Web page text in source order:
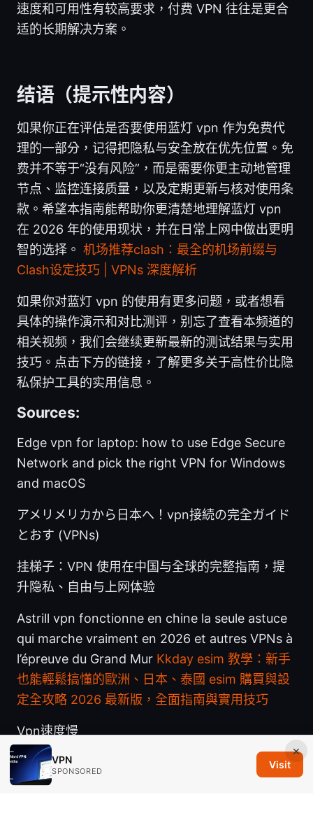
速度和可用性有较高要求，付费 VPN 往往是更合
适的长期解决方案。
结语（提示性内容）
如果你正在评估是否要使用蓝灯 vpn 作为免费代
理的一部分，记得把隐私与安全放在优先位置。免
费并不等于“没有风险”，而是需要你更主动地管理
节点、监控连接质量，以及定期更新与核对使用条
款。希望本指南能帮助你更清楚地理解蓝灯 vpn
在 2026 年的使用现状，并在日常上网中做出更明
智的选择。 机场推荐clash：最全的机场前缀与
Clash设定技巧 | VPNs 深度解析
如果你对蓝灯 vpn 的使用有更多问题，或者想看
具体的操作演示和对比测评，别忘了查看本频道的
相关视频，我们会继续更新最新的测试结果与实用
技巧。点击下方的链接，了解更多关于高性价比隐
私保护工具的实用信息。
Sources:
Edge vpn for laptop: how to use Edge Secure
Network and pick the right VPN for Windows
and macOS
アメリメリカから日本へ！vpn接続の完全ガイド
とおす (VPNs)
挂梯子：VPN 使用在中国与全球的完整指南，提
升隐私、自由与上网体验
Astrill vpn fonctionne en chine la seule astuce
qui marche vraiment en 2026 et autres VPNs à
l’épreuve du Grand Mur Kkday esim 教學：新手
也能輕鬆搞懂的歐洲、日本、泰國 esim 購買與設
定全攻略 2026 最新版，全面指南與實用技巧
Vpn速度慢
×
VPN
SPONSORED
Visit